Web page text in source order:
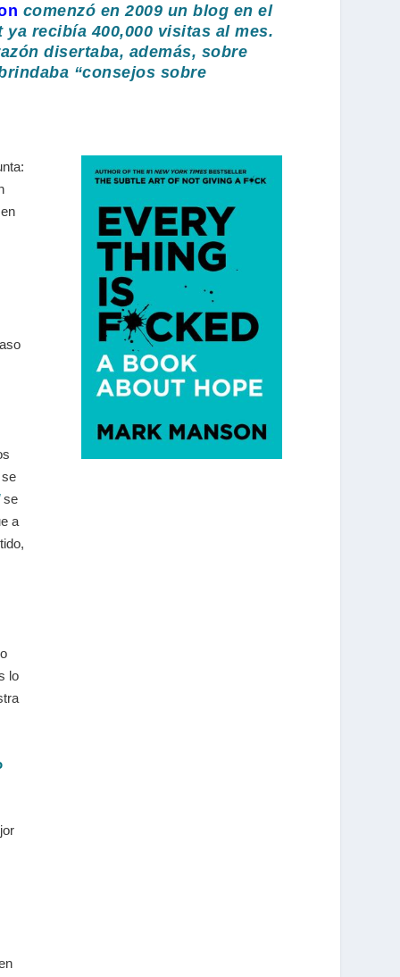
comenzó en 2009 un blog en el
recibía 400,000 visitas al mes.
disertaba, además, sobre
“consejos sobre
se
se
a
lo